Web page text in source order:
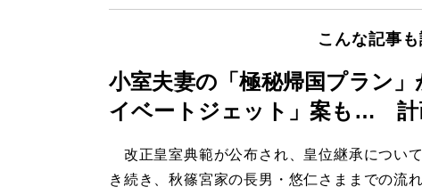
こんな記事
小室夫妻の「極秘帰国プラン
イベートジェット」案も… 計
改正皇室典範が公布され、皇位継承について
き続き、秋篠宮家の長男・悠仁さままでの流